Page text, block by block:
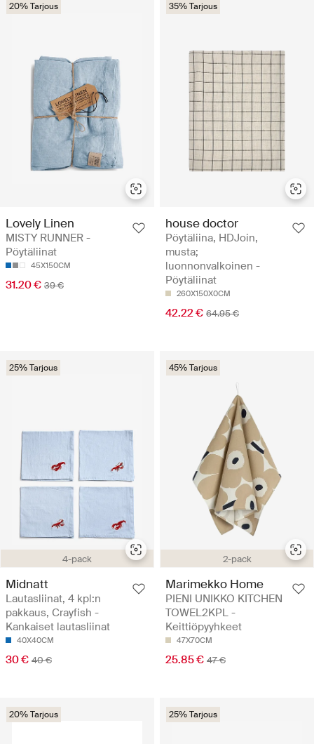
20% Tarjous
Lovely Linen
MISTY RUNNER -
Pöytäliinat
45X150CM
31.20 € 39 €
35% Tarjous
house doctor
Pöytäliina, HDJoin,
musta;
luonnonvalkoinen -
Pöytäliinat
260X150X0CM
42.22 € 64.95 €
4-pack
25% Tarjous
Midnatt
Lautasliinat, 4 kpl:n
pakkaus, Crayfish -
Kankaiset lautasliinat
40X40CM
30 € 40 €
2-pack
45% Tarjous
Marimekko Home
PIENI UNIKKO KITCHEN
TOWEL2KPL -
Keittiöpyyhkeet
47X70CM
25.85 € 47 €
20% Tarjous 25% Tarjous